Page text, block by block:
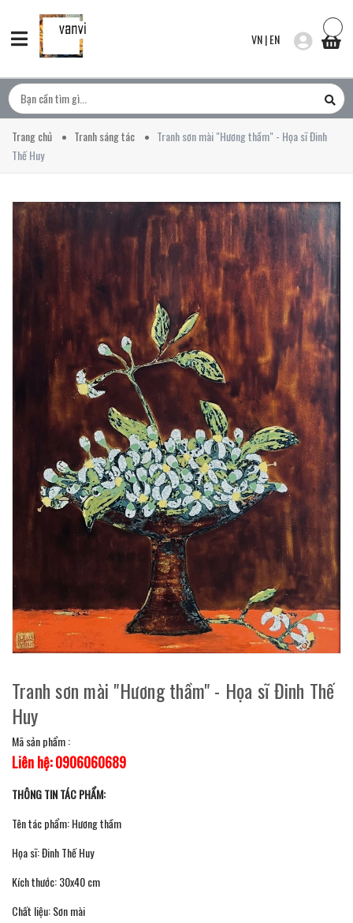
VN|EN
Trang chủ Tranh sáng tác
Tranh sơn mài "Hương thầm" - Họa sĩ Đinh
Thế Huy
Tranh sơn mài "Hương thầm" - Họa sĩ Đinh Thế
Huy
Mã sản phẩm :
Liên hệ: 0906060689
THÔNG TIN TÁC PHẨM:
Tên tác phẩm: Hương thầm
Họa sĩ: Đinh Thế Huy
Kích thước: 30x40 cm
Chất liệu: Sơn mài